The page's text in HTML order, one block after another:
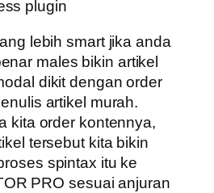
lebih smart jika anda
males bikin artikel
dikit dengan order
artikel murah.
kita order kontennya,
tersebut kita bikin
spintax itu ke
PRO sesuai anjuran